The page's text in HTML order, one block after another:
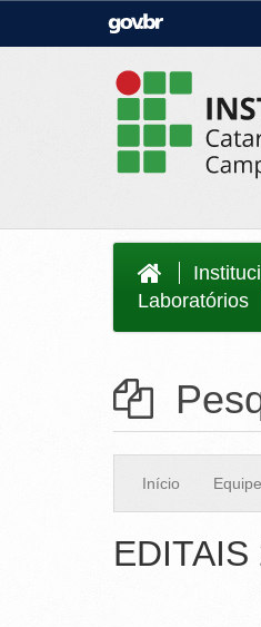
Casa Civil
Ministério da Agricultura, Pecuária e
Abastecimento
Ministério do Meio Ambiente
Laboratórios
Início Equipe
EDITAIS